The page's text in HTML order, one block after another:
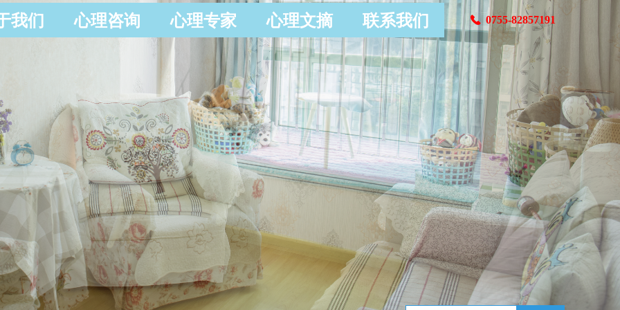
我们 心理咨询 心理专家 心理文摘 联系我们 끅 0755-82857191